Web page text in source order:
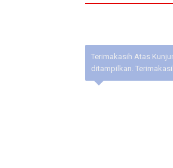
Terimakasih Atas
ditampilkan.